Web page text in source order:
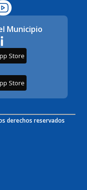
Municipio
Store
Store
derechos reservados